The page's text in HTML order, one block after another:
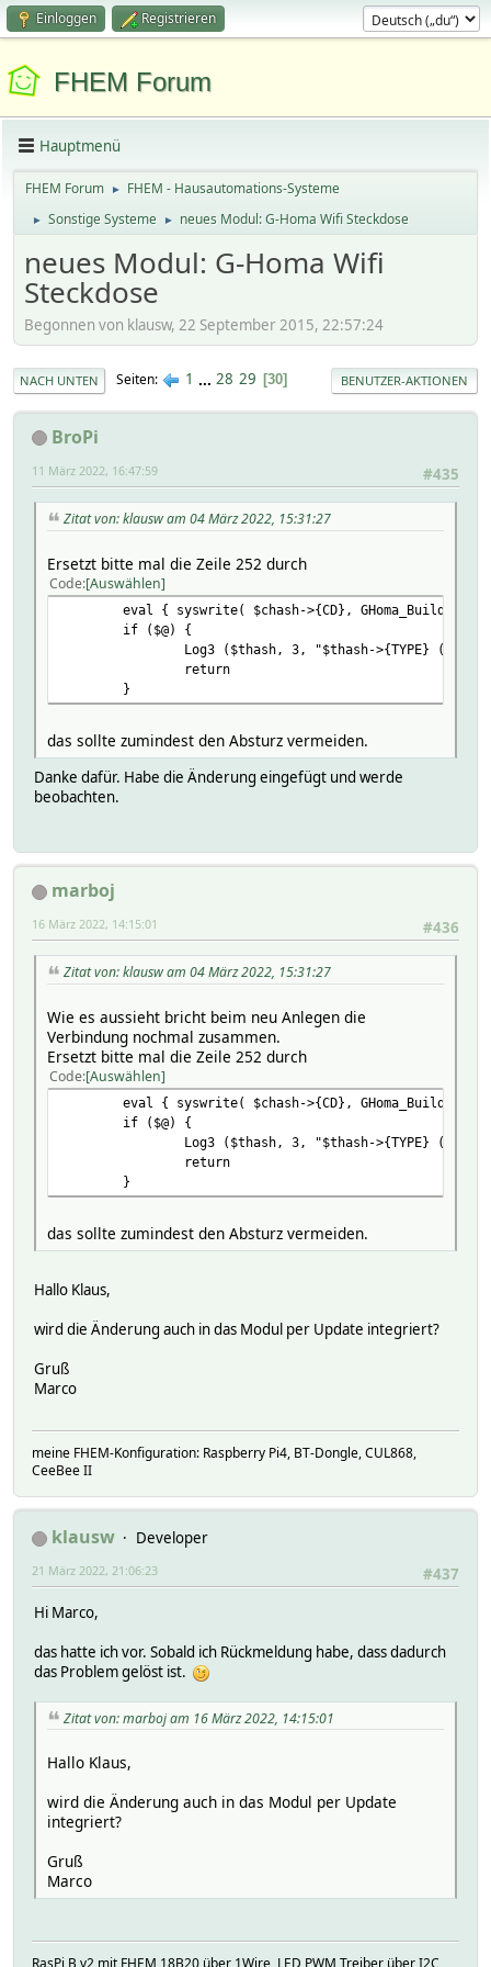
Einloggen Registrieren
FHEM Forum
Hauptmenü
FHEM Forum ► FHEM - Hausautomations-Systeme
► Sonstige Systeme ► neues Modul: G-Homa Wifi Steckdose
neues Modul: G-Homa Wifi
Steckdose
Begonnen von klausw, 22 September 2015, 22:57:24
NACH UNTEN Seiten 1 ... 28 29 30 BENUTZER-AKTIONEN
BroPi
#435
11 März 2022, 16:47:59
Zitat von: klausw am 04 März 2022, 15:31:27
Ersetzt bitte mal die Zeile 252 durch
Code Auswählen
eval { syswrite( $chash->{CD},
if ($@) {
Log3 ($thash, 3, "$thash->{TYPE}
return
}
das sollte zumindest den Absturz vermeiden.
Danke dafür. Habe die Änderung eingefügt und werde
beobachten.
marboj
#436
16 März 2022, 14:15:01
Zitat von: klausw am 04 März 2022, 15:31:27
Wie es aussieht bricht beim neu Anlegen die
Verbindung nochmal zusammen.
Ersetzt bitte mal die Zeile 252 durch
Code Auswählen
eval { syswrite( $chash->{CD},
if ($@) {
Log3 ($thash, 3, "$thash->{TYPE}
return
}
das sollte zumindest den Absturz vermeiden.
Hallo Klaus,
wird die Änderung auch in das Modul per Update integriert?
Gruß
Marco
meine FHEM-Konfiguration: Raspberry Pi4, BT-Dongle, CUL868,
CeeBee II
klausw
Developer
#437
21 März 2022, 21:06:23
Hi Marco,
das hatte ich vor. Sobald ich Rückmeldung habe, dass dadurch
das Problem gelöst ist.
Zitat von: marboj am 16 März 2022, 14:15:01
Hallo Klaus,
wird die Änderung auch in das Modul per Update
integriert?
Gruß
Marco
RasPi B v2 mit FHEM 18B20 über 1Wire, LED PWM Treiber über I2C,